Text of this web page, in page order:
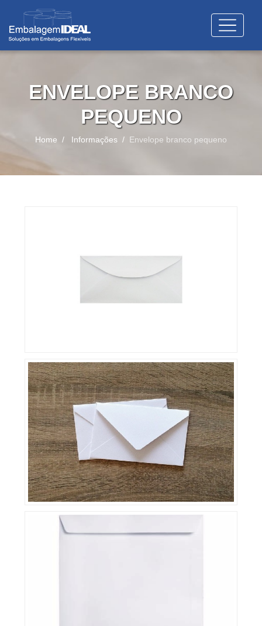
ENVELOPE BRANCO
PEQUENO
Home Informações Envelope branco pequeno